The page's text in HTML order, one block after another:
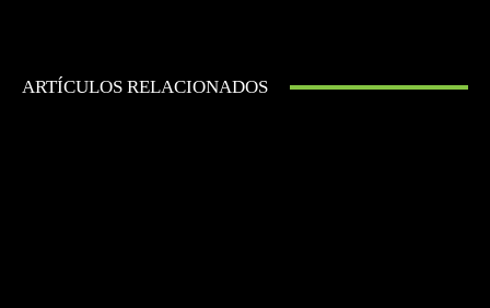
ARTÍCULOS RELACIONADOS